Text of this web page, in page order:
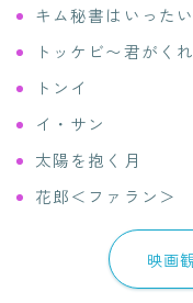
キム秘書はいった
トッケビ〜君がく
トンイ
イ・サン
太陽を抱く月
花郎＜ファラン＞
映画